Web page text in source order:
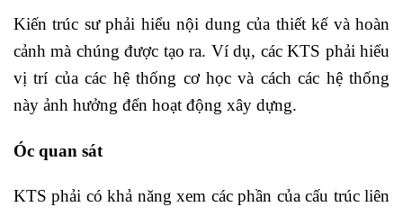
Kiến trúc sư phải hiểu nội dung của thiết kế và hoàn
cảnh mà chúng được tạo ra. Ví dụ, các KTS phải hiểu
vị trí của các hệ thống cơ học và cách các hệ thống
này ảnh hưởng đến hoạt động xây dựng.
Óc quan sát
KTS phải có khả năng xem các phần của cấu trúc liên